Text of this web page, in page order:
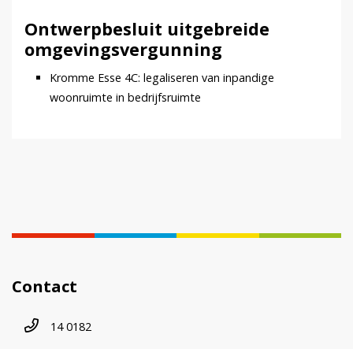
Ontwerpbesluit uitgebreide
omgevingsvergunning
Kromme Esse 4C: legaliseren van inpandige
woonruimte in bedrijfsruimte
Contact
Telefoonnummer
14 0182